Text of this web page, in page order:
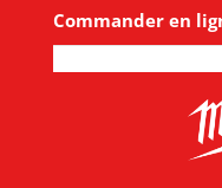
Commander en